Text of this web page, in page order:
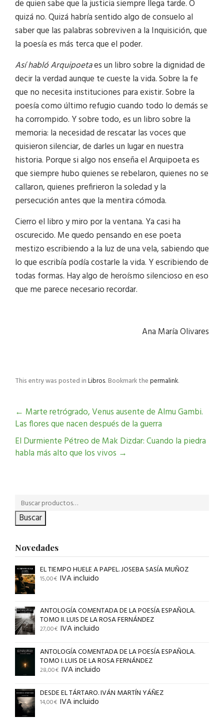
de quien sabe que la justicia siempre llega tarde. O
quizá no. Quizá habría sentido algo de consuelo al
saber que las palabras sobreviven a la Inquisición, que
la poesía es más terca que el poder.
Así habló Arquipoetaes un libro sobre la dignidad de
decir la verdad aunque te cueste la vida. Sobre la fe
que no necesita instituciones para existir. Sobre la
poesía como último refugio cuando todo lo demás se
ha corrompido. Y sobre todo, es un libro sobre la
memoria: la necesidad de rescatar las voces que
quisieron silenciar, de darles un lugar en nuestra
historia. Porque si algo nos enseña el Arquipoeta es
que siempre hubo quienes se rebelaron, quienes no se
callaron, quienes prefirieron la soledad y la
persecución antes que la mentira cómoda.
Cierro el libro y miro por la ventana. Ya casi ha
oscurecido. Me quedo pensando en ese poeta
mestizo escribiendo a la luz de una vela, sabiendo que
lo que escribía podía costarle la vida. Y escribiendo de
todas formas. Hay algo de heroísmo silencioso en eso
que me parece necesario recordar.
Ana María Olivares
This entry was posted inLibros. Bookmark thepermalink.
← Marte retrógrado, Venus ausente de Almu Gambi.
Las flores que nacen después de la guerra
El Durmiente Pétreo de Mak Dizdar: Cuando la piedra
habla más alto que los vivos →
Buscar
Novedades
EL TIEMPO HUELE A PAPEL. JOSEBA SASÍA MUÑOZ
15,00€ IVA incluido
ANTOLOGÍA COMENTADA DE LA POESÍA ESPAÑOLA.
TOMO II. LUIS DE LA ROSA FERNÁNDEZ
27,00€ IVA incluido
ANTOLOGÍA COMENTADA DE LA POESÍA ESPAÑOLA.
TOMO I. LUIS DE LA ROSA FERNÁNDEZ
28,00€ IVA incluido
DESDE EL TÁRTARO. IVÁN MARTÍN YÁÑEZ
14,00€ IVA incluido